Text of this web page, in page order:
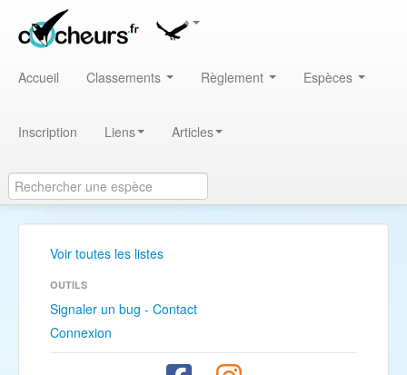
Accueil Classements Règlement Espèces
Inscription Liens Articles
Voir toutes les listes
OUTILS
Signaler un bug - Contact
Connexion